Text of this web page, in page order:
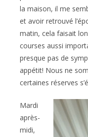
la maison, il me
et avoir retrouvé
matin, cela faisait
courses aussi
presque pas de
appétit! Nous ne
certaines réserves
Mardi
après-
midi,